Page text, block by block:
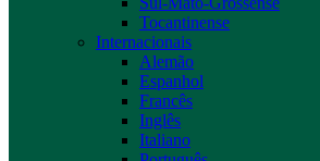
Tocantinense
Internacionais
Alemão
Espanhol
Francês
Inglês
Italiano